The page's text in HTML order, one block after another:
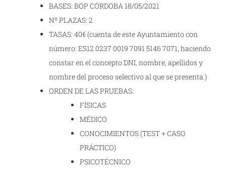
BASES: BOP CÓRDOBA 18/05/2021
Nº PLAZAS: 2
TASAS: 40€ (cuenta de este Ayuntamiento con
número: ES12 0237 0019 7091 5146 7071, haciendo
constar en el concepto DNI, nombre, apellidos y
nombre del proceso selectivo al que se presenta.)
ORDEN DE LAS PRUEBAS:
FÍSICAS
MÉDICO
CONOCIMIENTOS (TEST + CASO
PRÁCTICO)
PSICOTÉCNICO